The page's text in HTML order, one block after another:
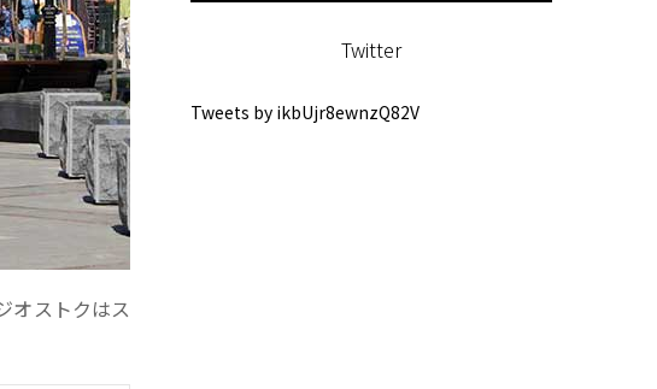
オストクはス
Twitter
Tweets by ikbUjr8ewnzQ82V